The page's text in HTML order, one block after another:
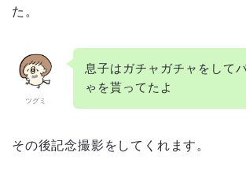
た。
ツグミ
息子はガチャガチャをして
ゃを貰ってたよ
その後記念撮影をしてくれます。